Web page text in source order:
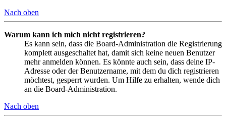
Nach oben
Warum kann ich mich nicht registrieren?
Es kann sein, dass die Board-Administration die Registrierung
komplett ausgeschaltet hat, damit sich keine neuen Benutzer
mehr anmelden können. Es könnte auch sein, dass deine IP-
Adresse oder der Benutzername, mit dem du dich registrieren
möchtest, gesperrt wurden. Um Hilfe zu erhalten, wende dich
an die Board-Administration.
Nach oben